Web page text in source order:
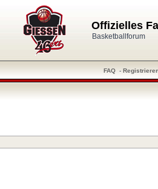
Offizielles
Basketballforum
FAQ -